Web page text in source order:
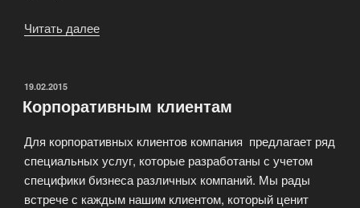
Читать далее
ОПУБЛИКОВАНО
19.02.2015
Корпоративным клиентам
Для корпоративных клиентов компания предлагает ряд
специальных услуг, которые разработаны с учетом
специфики бизнеса различных компаний. Мы рады
встрече с каждым нашим клиентом, который ценит